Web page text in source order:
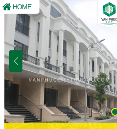
HOME